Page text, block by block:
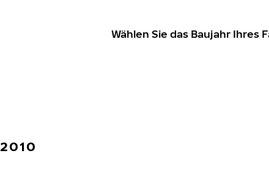
Wählen Sie das Baujahr
2010